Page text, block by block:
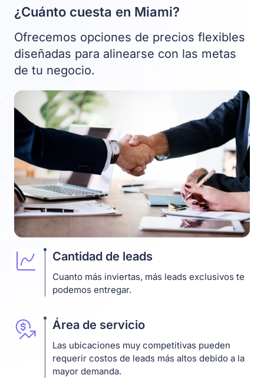
¿Cuánto cuesta en Miami?
Ofrecemos opciones de precios flexibles
diseñadas para alinearse con las metas
de tu negocio.
Cantidad de leads
Cuanto más inviertas, más leads exclusivos te
podemos entregar.
Área de servicio
Las ubicaciones muy competitivas pueden
requerir costos de leads más altos debido a la
mayor demanda.